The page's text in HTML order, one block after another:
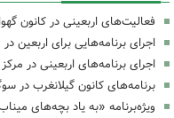
فعالیت‌های اربعینی در کانون
اجرای برنامه‌هایی برای اربعین در مرکز شماره ۳
اجرای برنامه‌های اربعینی در مرکز شماره ۱۰
برنامه‌های کانون گیلانغرب در
ویژه‌برنامه «به یاد بچه‌های میناب» در مرکز شماره